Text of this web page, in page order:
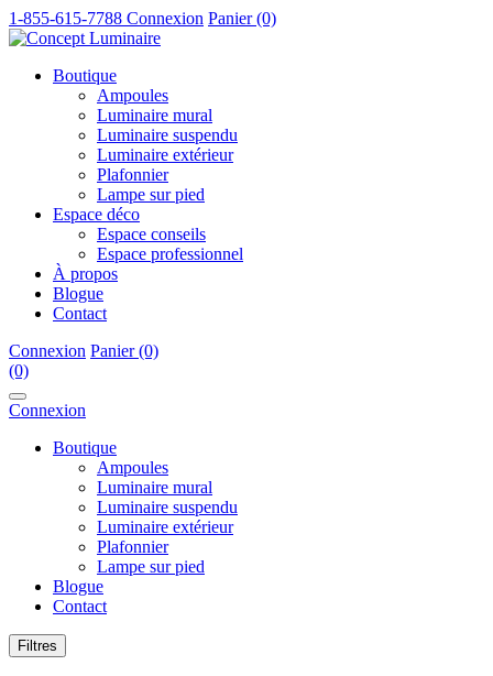
1-855-615-7788 Connexion Panier (0)
Boutique
Ampoules
Luminaire mural
Luminaire suspendu
Luminaire extérieur
Plafonnier
Lampe sur pied
Espace déco
Espace conseils
Espace professionnel
À propos
Blogue
Contact
Connexion Panier (0)
(0)
Connexion
Boutique
Ampoules
Luminaire mural
Luminaire suspendu
Luminaire extérieur
Plafonnier
Lampe sur pied
Blogue
Contact
Filtres